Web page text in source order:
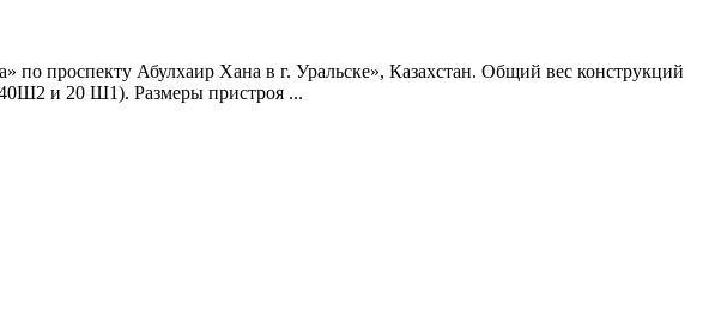
проспекту Абулхаир Хана в г. Уральске», Казахстан. Общий вес конструкций
40Ш2 и 20 Ш1). Размеры пристроя ...